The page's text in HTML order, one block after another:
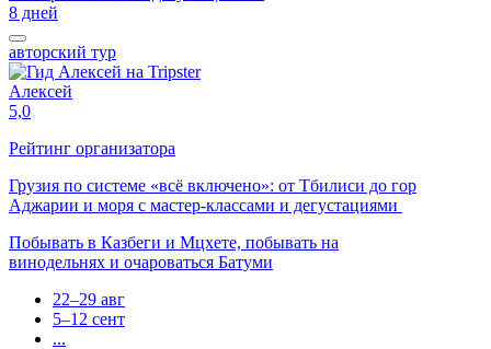
8 дней
авторский тур
Алексей
5,0
Рейтинг организатора
Грузия по системе «всё включено»: от Тбилиси до гор
Аджарии и моря с мастер-классами и дегустациями
Побывать в Казбеги и Мцхете, побывать на
винодельнях и очароваться Батуми
22–29 авг
5–12 сент
...